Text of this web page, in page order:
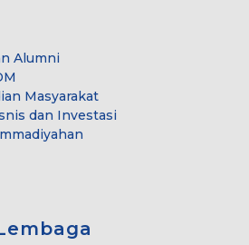
Alumni
Masyarakat
dan Investasi